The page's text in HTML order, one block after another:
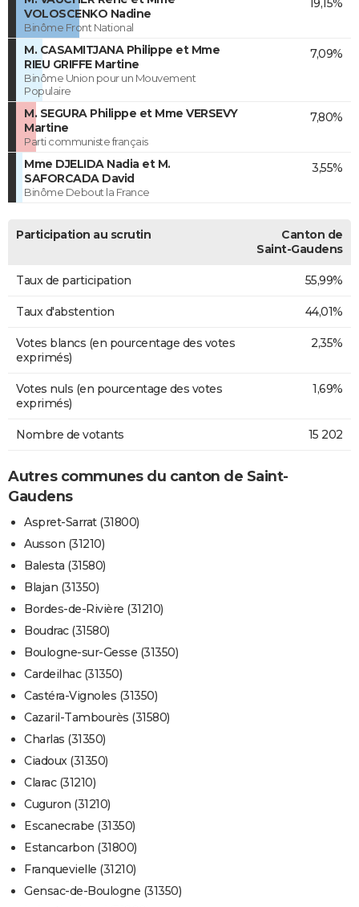
VOLOSCENKO Nadine
Binôme Front National
19,15%
M. CASAMITJANA Philippe et Mme
RIEU GRIFFE Martine
Binôme Union pour un Mouvement
Populaire
7,09%
M. SEGURA Philippe et Mme VERSEVY
Martine
Parti communiste français
7,80%
Mme DJELIDA Nadia et M.
SAFORCADA David
Binôme Debout la France
3,55%
Participation au scrutin
Canton de
Saint-Gaudens
Taux de participation 55,99%
Taux d'abstention 44,01%
Votes blancs (en pourcentage des votes
exprimés)
2,35%
Votes nuls (en pourcentage des votes
exprimés)
1,69%
Nombre de votants 15 202
Autres communes du canton de Saint-
Gaudens
Aspret-Sarrat (31800)
Ausson (31210)
Balesta (31580)
Blajan (31350)
Bordes-de-Rivière (31210)
Boudrac (31580)
Boulogne-sur-Gesse (31350)
Cardeilhac (31350)
Castéra-Vignoles (31350)
Cazaril-Tambourès (31580)
Charlas (31350)
Ciadoux (31350)
Clarac (31210)
Cuguron (31210)
Escanecrabe (31350)
Estancarbon (31800)
Franquevielle (31210)
Gensac-de-Boulogne (31350)